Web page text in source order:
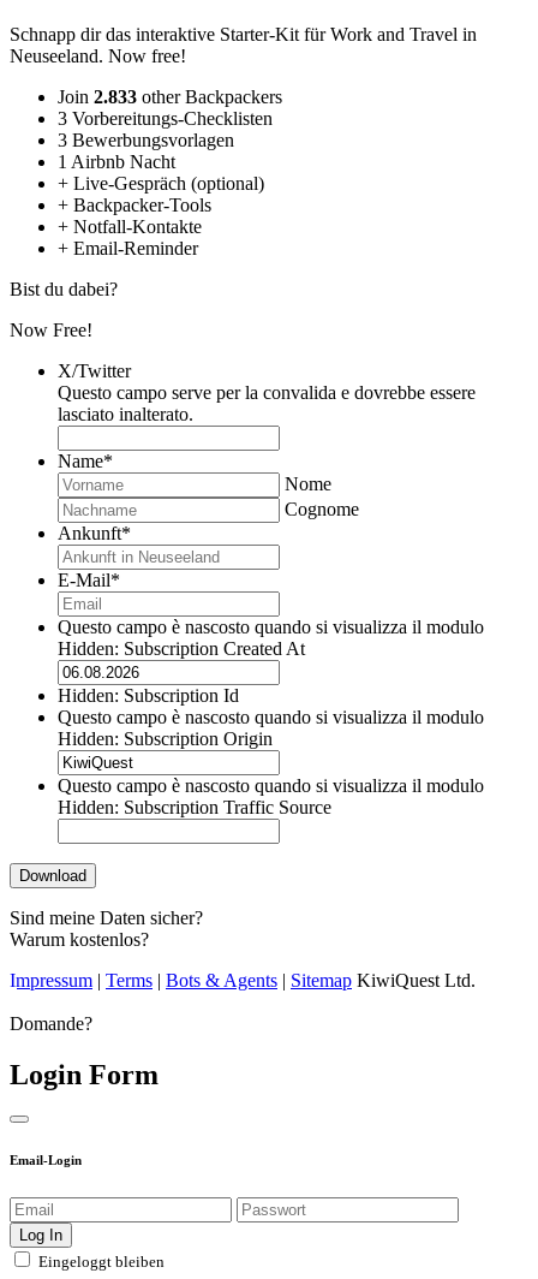
Schnapp dirdas interaktive Starter-Kit für Work and Travel in
Neuseeland. Now free!
Join 2.833 other Backpackers
3 Vorbereitungs-Checklisten
3 Bewerbungsvorlagen
1 Airbnb Nacht
+ Live-Gespräch (optional)
+ Backpacker-Tools
+ Notfall-Kontakte
+ Email-Reminder
Bist du dabei?
Now Free!
X/Twitter
Questo campo serve per la convalida e dovrebbe essere
lasciato inalterato.
Name*
Nome
Cognome
Ankunft*
punto
MM
punto
AAAA
E-Mail*
Questo campo è nascosto quando si visualizza il modulo
Hidden: Subscription Created At
punto
MM
AAAA
Hidden: Subscription Id
Questo campo è nascosto quando si visualizza il modulo
Hidden: Subscription Origin
Questo campo è nascosto quando si visualizza il modulo
Hidden: Subscription Traffic Source
Sind meine Daten sicher?
Warum kostenlos?
Impressum | Terms | Bots & Agents | Sitemap KiwiQuest Ltd.
Domande?
Login Form
Email-Login
Eingeloggt bleiben